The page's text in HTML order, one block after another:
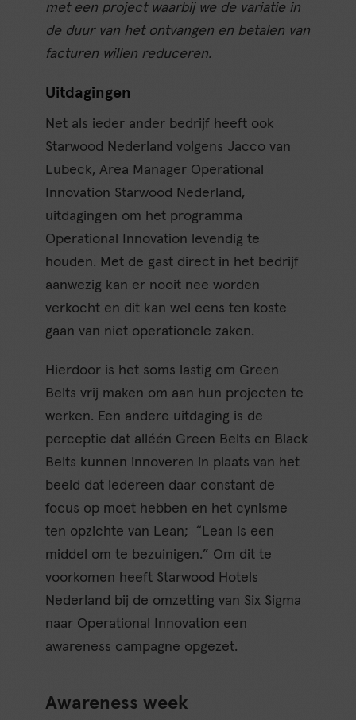
met een project waarbij we de variatie in
de duur van het ontvangen en betalen van
facturen willen reduceren.
Uitdagingen
Net als ieder ander bedrijf heeft ook
Starwood Nederland volgens Jacco van
Lubeck, Area Manager Operational
Innovation Starwood Nederland,
uitdagingen om het programma
Operational Innovation levendig te
houden. Met de gast direct in het bedrijf
aanwezig kan er nooit nee worden
verkocht en dit kan wel eens ten koste
gaan van niet operationele zaken.
Hierdoor is het soms lastig om Green
Belts vrij maken om aan hun projecten te
werken. Een andere uitdaging is de
perceptie dat alléén Green Belts en Black
Belts kunnen innoveren in plaats van het
beeld dat iedereen daar constant de
focus op moet hebben en het cynisme
ten opzichte van Lean; “Lean is een
middel om te bezuinigen.” Om dit te
voorkomen heeft Starwood Hotels
Nederland bij de omzetting van Six Sigma
naar Operational Innovation een
awareness campagne opgezet.
Awareness week